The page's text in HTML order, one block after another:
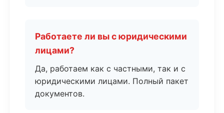
Работаете ли вы с юридическими
лицами?
Да, работаем как с частными, так и с
юридическими лицами. Полный пакет
документов.